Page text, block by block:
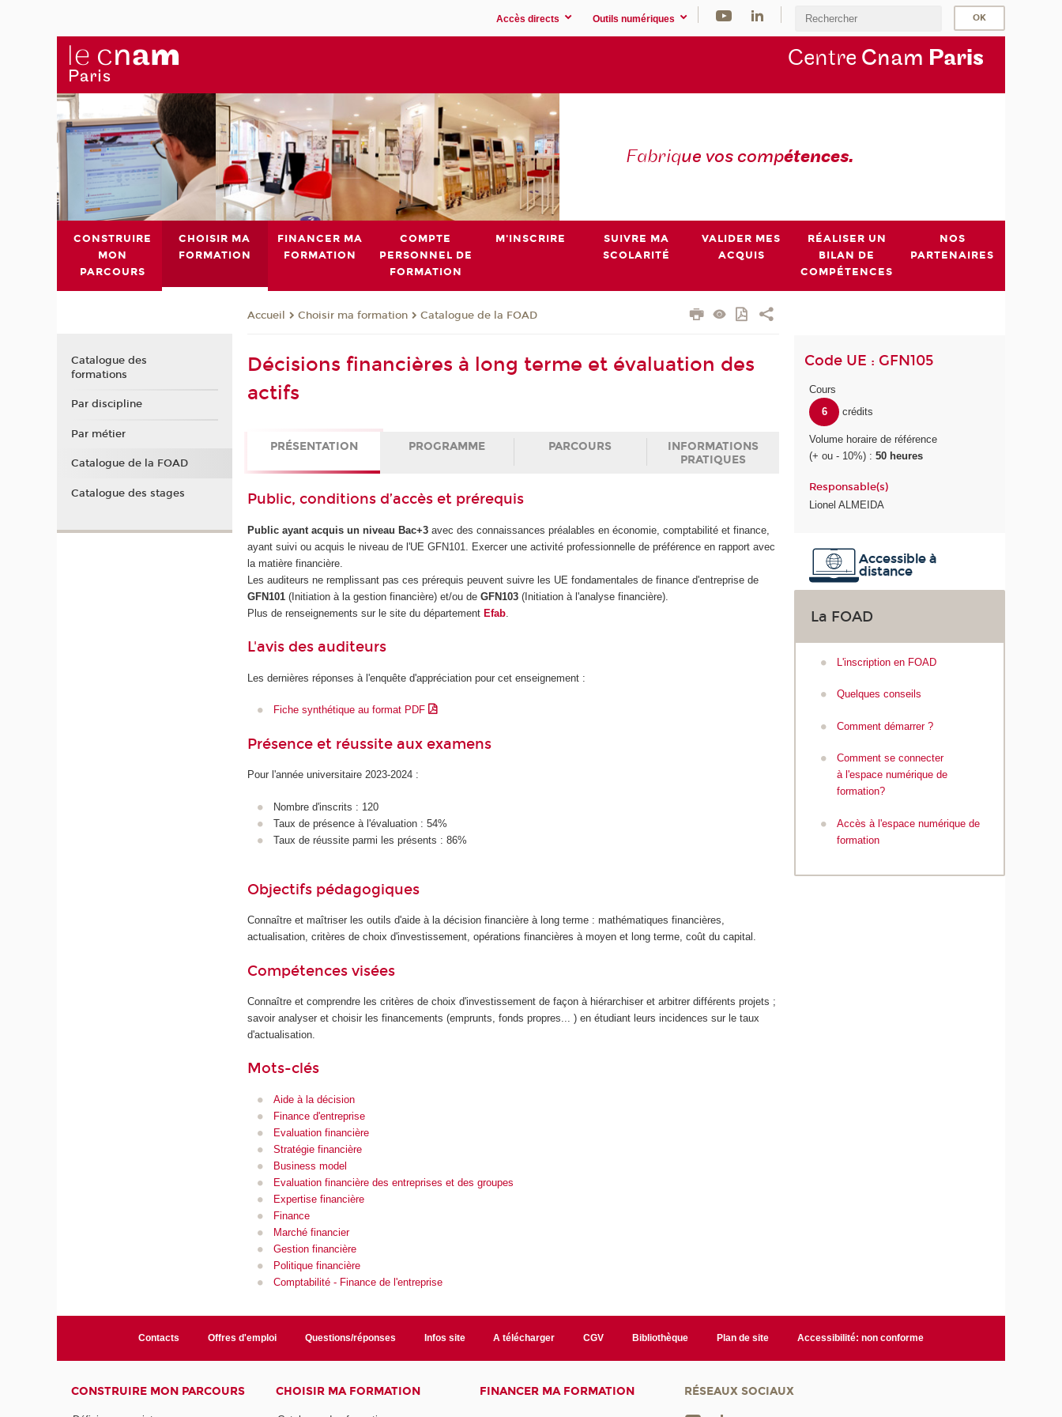
Accès directs Outils numériques
Centre Cnam Paris
Fabrique vos compétences.
CONSTRUIRE
MON
PARCOURS
CHOISIR MA
FORMATION
FINANCER MA
FORMATION
COMPTE
PERSONNEL DE
FORMATION
M'INSCRIRE
SUIVRE MA
SCOLARITÉ
VALIDER MES
ACQUIS
RÉALISER UN
BILAN DE
COMPÉTENCES
NOS
PARTENAIRES
Accueil Choisir ma formation Catalogue de la FOAD
Décisions financières à long terme et évaluation des
actifs
PRÉSENTATION PROGRAMME PARCOURS
INFORMATIONS
PRATIQUES
Public, conditions d’accès et prérequis
Public ayant acquis un niveau Bac+3 avec des connaissances préalables en économie, comptabilité et finance,
ayant suivi ou acquis le niveau de l'UE GFN101. Exercer une activité professionnelle de préférence en rapport avec
la matière financière.
Les auditeurs ne remplissant pas ces prérequis peuvent suivre les UE fondamentales de finance d'entreprise de
GFN101 (Initiation à la gestion financière) et/ou deGFN103 (Initiation à l'analyse financière).
Plus de renseignements sur le site du département Efab
L'avis des auditeurs
Les dernières réponses à l'enquête d'appréciation pour cet enseignement :
Fiche synthétique au format PDF
Présence et réussite aux examens
Pour l'année universitaire 2023-2024 :
Nombre d'inscrits : 120
Taux de présence à l'évaluation : 54%
Taux de réussite parmi les présents : 86%
Objectifs pédagogiques
Connaître et maîtriser les outils d'aide à la décision financière à long terme : mathématiques financières,
actualisation, critères de choix d'investissement, opérations financières à moyen et long terme, coût du capital.
Compétences visées
Connaître et comprendre les critères de choix d'investissement de façon à hiérarchiser et arbitrer différents projets ;
savoir analyser et choisir les financements (emprunts, fonds propres... ) en étudiant leurs incidences sur le taux
d'actualisation.
Mots-clés
Aide à la décision
Finance d'entreprise
Evaluation financière
Stratégie financière
Business model
Evaluation financière des entreprises et des groupes
Expertise financière
Finance
Marché financier
Gestion financière
Politique financière
Comptabilité - Finance de l'entreprise
Code UE : GFN105
Cours
6
crédits
Volume horaire de référence
(+ ou - 10%) :50 heures
Responsable(s)
Lionel ALMEIDA
Accessible à
distance
La FOAD
L'inscription en FOAD
Quelques conseils
Comment démarrer ?
Comment se connecter
à l'espace numérique de
formation?
Accès à l'espace numérique de
formation
Catalogue des
formations
Par discipline
Par métier
Catalogue de la FOAD
Catalogue des stages
Contacts Offres d'emploi Questions/réponses Infos site A télécharger CGV Bibliothèque Plan de site Accessibilité: non conforme
CONSTRUIRE MON PARCOURS CHOISIR MA FORMATION FINANCER MA FORMATION RÉSEAUX SOCIAUX